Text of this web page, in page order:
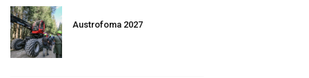
Austrofoma 2027